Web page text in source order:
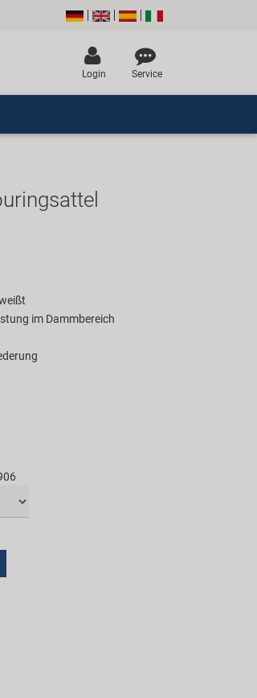
Login Service
im Dammbereich